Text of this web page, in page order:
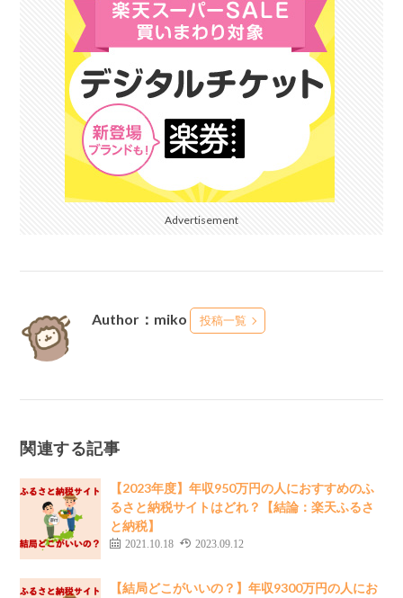
Advertisement
Author：miko 投稿一覧
関連する記事
【2023年度】年収950万円の人におすすめのふ
るさと納税サイトはどれ？【結論：楽天ふるさ
と納税】
2021.10.18 2023.09.12
【結局どこがいいの？】年収9300万円の人にお